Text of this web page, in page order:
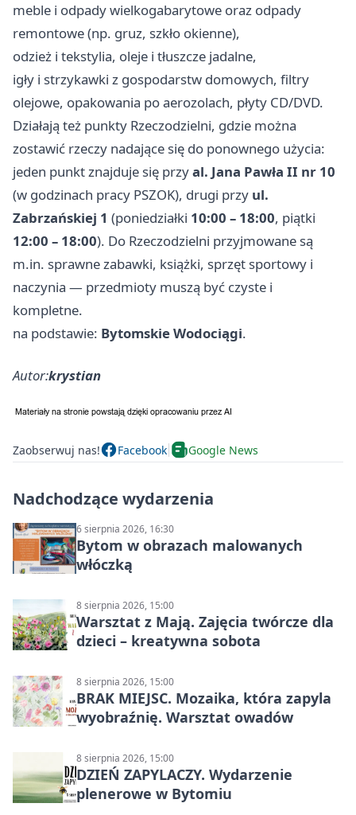
meble i odpady wielkogabarytowe oraz odpady
remontowe (np. gruz, szkło okienne),
odzież i tekstylia, oleje i tłuszcze jadalne,
igły i strzykawki z gospodarstw domowych, filtry
olejowe, opakowania po aerozolach, płyty CD/DVD.
Działają też punkty Rzeczodzielni, gdzie można
zostawić rzeczy nadające się do ponownego użycia:
jeden punkt znajduje się przyal. Jana Pawła II nr 10
(w godzinach pracy PSZOK), drugi przy ul.
Zabrzańskiej 1 (poniedziałki 10:00 – 18:00, piątki
12:00 – 18:00). Do Rzeczodzielni przyjmowane są
m.in. sprawne zabawki, książki, sprzęt sportowy i
naczynia — przedmioty muszą być czyste i
kompletne.
na podstawie: Bytomskie Wodociągi.
Autor:krystian
Zaobserwuj nas! Facebook Google News
Nadchodzące wydarzenia
6 sierpnia 2026, 16:30
Bytom w obrazach malowanych
włóczką
8 sierpnia 2026, 15:00
Warsztat z Mają. Zajęcia twórcze dla
dzieci – kreatywna sobota
8 sierpnia 2026, 15:00
BRAK MIEJSC. Mozaika, która zapyla
wyobraźnię. Warsztat owadów
8 sierpnia 2026, 15:00
DZIEŃ ZAPYLACZY. Wydarzenie
plenerowe w Bytomiu